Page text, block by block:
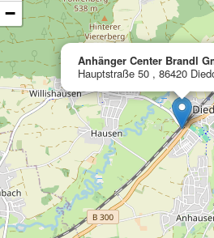
Anhänger Center Brandl
Hauptstraße 50 , 86420
−